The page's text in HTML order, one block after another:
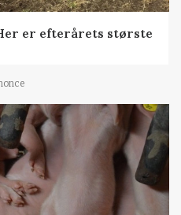
er efterårets største